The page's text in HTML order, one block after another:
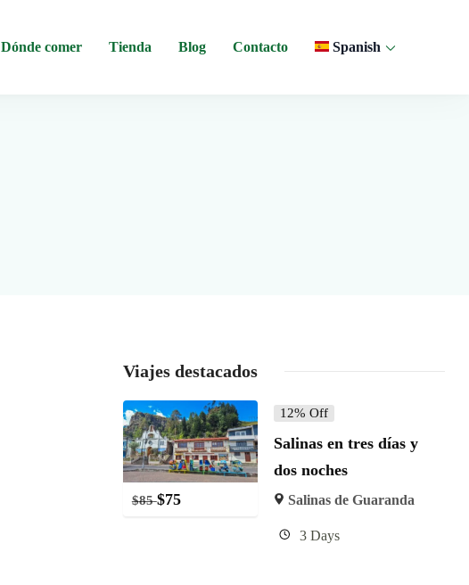
Dónde comer Tienda Blog Contacto Spanish
Viajes destacados
$85 $75
12% Off
Salinas en tres días y
dos noches
Salinas de Guaranda
3 Days